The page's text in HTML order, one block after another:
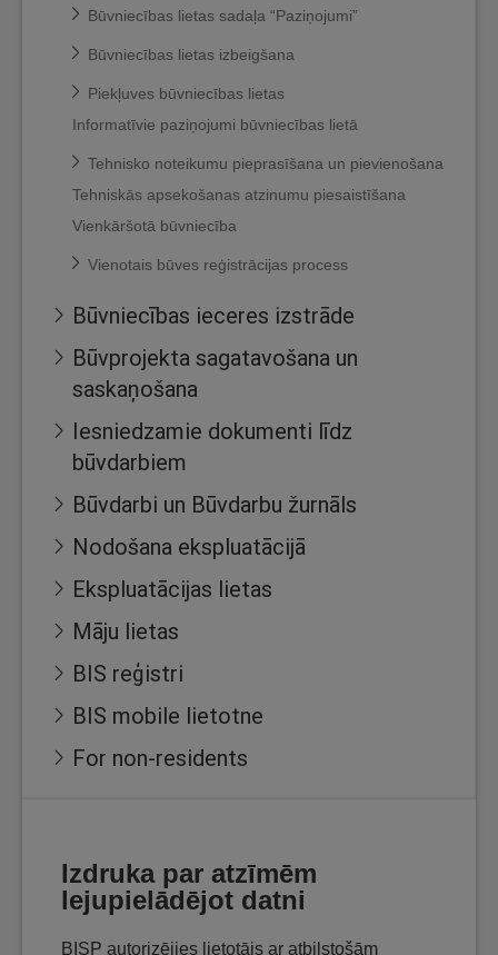
Būvniecības lietas sadaļa “Paziņojumi”
Būvniecības lietas izbeigšana
Piekļuves būvniecības lietas
Informatīvie paziņojumi būvniecības lietā
Tehnisko noteikumu pieprasīšana un pievienošana
Tehniskās apsekošanas atzinumu piesaistīšana
Vienkāršotā būvniecība
Vienotais būves reģistrācijas process
Būvniecības ieceres izstrāde
Būvprojekta sagatavošana un
saskaņošana
Iesniedzamie dokumenti līdz
būvdarbiem
Būvdarbi un Būvdarbu žurnāls
Nodošana ekspluatācijā
Ekspluatācijas lietas
Māju lietas
BIS reģistri
BIS mobile lietotne
For non-residents
Izdruka par atzīmēm
lejupielādējot datni
BISP autorizējies lietotājs ar atbilstošām